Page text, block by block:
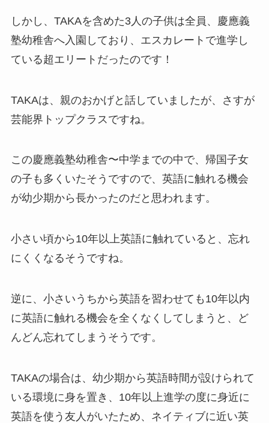
しかし、TAKAを含めた3人の子供は全員、慶應義
塾幼稚舎へ入園しており、エスカレートで進学し
ている超エリートだったのです！
TAKAは、親のおかげと話していましたが、さすが
芸能界トップクラスですね。
この慶應義塾幼稚舎〜中学までの中で、帰国子女
の子も多くいたそうですので、英語に触れる機会
が幼少期から長かったのだと思われます。
小さい頃から10年以上英語に触れていると、忘れ
にくくなるそうですね。
逆に、小さいうちから英語を習わせても10年以内
に英語に触れる機会を全くなくしてしまうと、ど
んどん忘れてしまうそうです。
TAKAの場合は、幼少期から英語時間が設けられて
いる環境に身を置き、10年以上進学の度に身近に
英語を使う友人がいたため、ネイティブに近い英